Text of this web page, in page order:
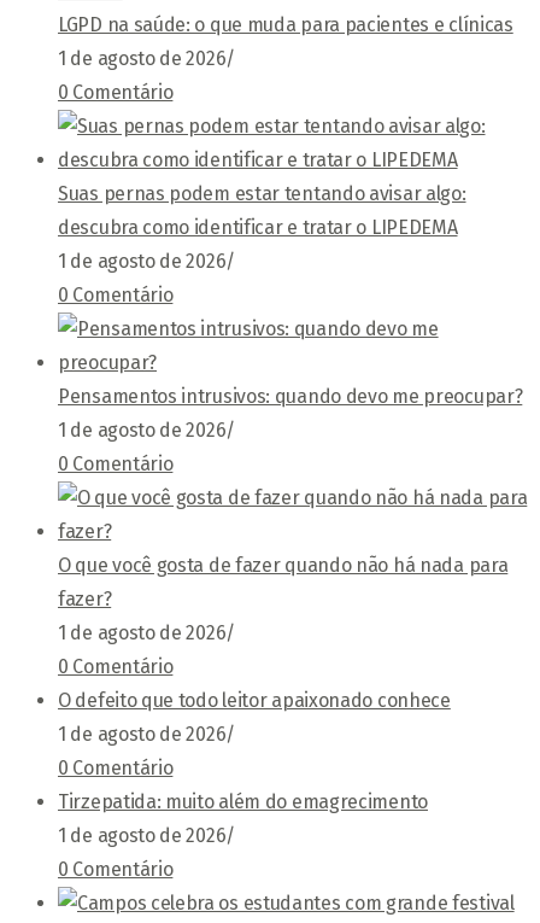
LGPD na saúde: o que muda para pacientes e clínicas
1 de agosto de 2026/
0 Comentário
Suas pernas podem estar tentando avisar algo:
descubra como identificar e tratar o LIPEDEMA
1 de agosto de 2026/
0 Comentário
Pensamentos intrusivos: quando devo me preocupar?
1 de agosto de 2026/
0 Comentário
O que você gosta de fazer quando não há nada para
fazer?
1 de agosto de 2026/
0 Comentário
O defeito que todo leitor apaixonado conhece
1 de agosto de 2026/
0 Comentário
Tirzepatida: muito além do emagrecimento
1 de agosto de 2026/
0 Comentário